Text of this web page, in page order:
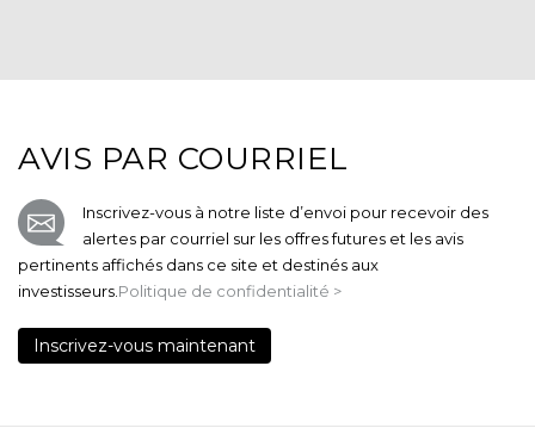
AVIS PAR COURRIEL
Inscrivez-vous à notre liste d’envoi pour recevoir des
alertes par courriel sur les offres futures et les avis
pertinents affichés dans ce site et destinés aux
investisseurs. Politique de confidentialité >
Inscrivez-vous maintenant